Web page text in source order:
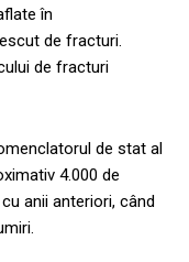
în
de fracturi.
de fracturi
de stat al
4.000 de
anii anteriori, când